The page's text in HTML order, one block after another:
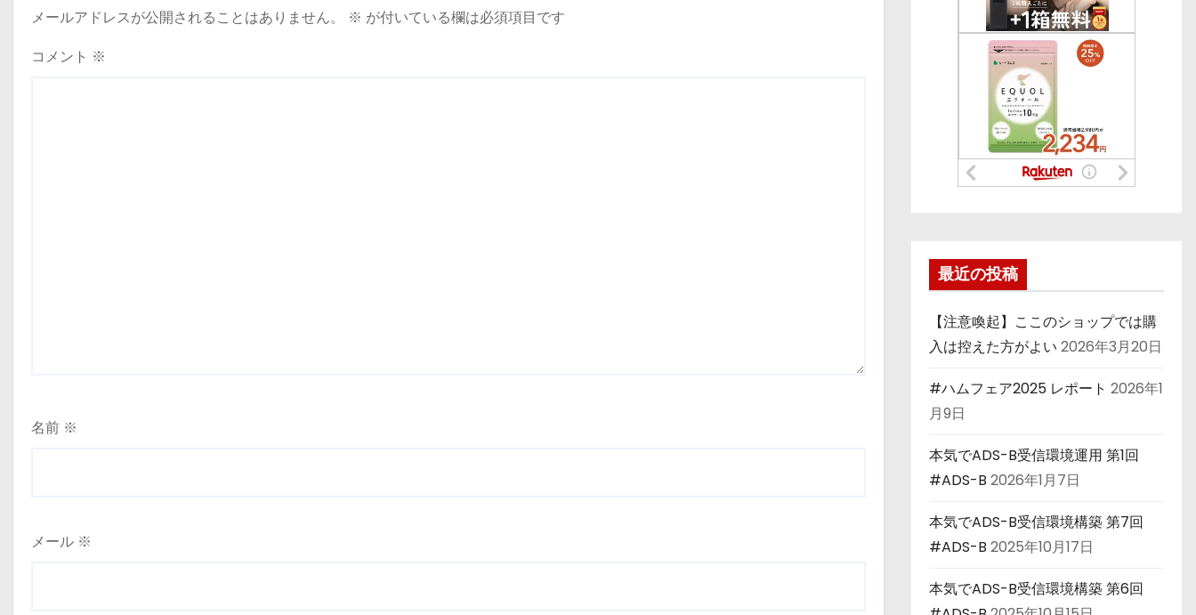
シ
ョ
メールアドレスが公開されることはありません。 ※ が付いている欄は必須項目です
コメント ※
名前 ※
メール ※
最近の投稿
【注意喚起】ここのショップでは購
入は控えた方がよい 2026年3月20日
#ハムフェア2025 レポート 2026年1
月9日
本気でADS-B受信環境運用 第1回
#ADS-B 2026年1月7日
本気でADS-B受信環境構築 第7回
#ADS-B 2025年10月17日
本気でADS-B受信環境構築 第6回